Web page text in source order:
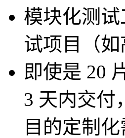
模块化测试
试项目（
即使是 20
3 天内交付
目的定制化